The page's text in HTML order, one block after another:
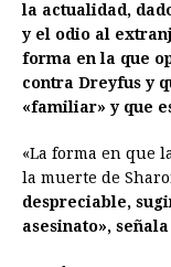
la actualidad,
y el odio al
forma en la que
contra Dreyfus y
«familiar» y que
«La forma en que
la muerte de
despreciable,
asesinato»,